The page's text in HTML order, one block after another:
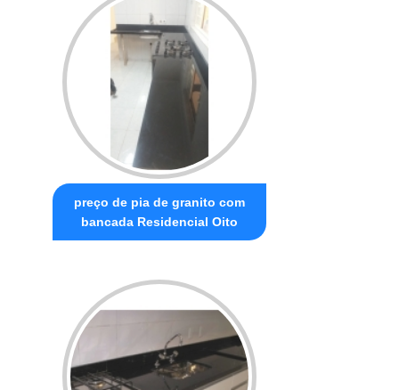
preço de pia de granito com
bancada Residencial Oito